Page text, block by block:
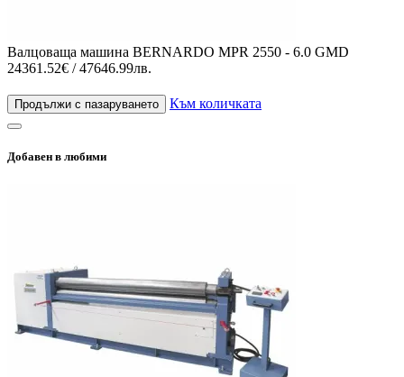
Валцоваща машина BERNARDO MPR 2550 - 6.0 GMD
24361.52€ / 47646.99лв.
Продължи с пазаруването Към количката
Добавен в любими